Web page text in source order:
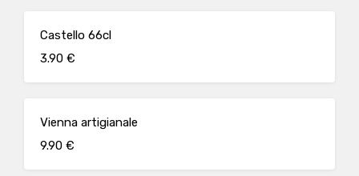
Castello 66cl
3.90 €
Vienna artigianale
9.90 €